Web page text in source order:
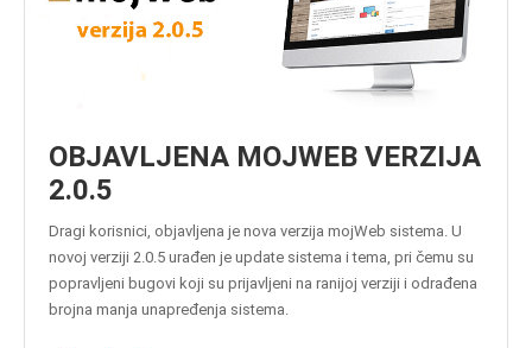
OBJAVLJENA MOJWEB VERZIJA
2.0.5
Dragi korisnici, objavljena je nova verzija mojWeb sistema. U
novoj verziji 2.0.5 urađen je update sistema i tema, pri čemu su
popravljeni bugovi koji su prijavljeni na ranijoj verziji i odrađena
brojna manja unapređenja sistema.